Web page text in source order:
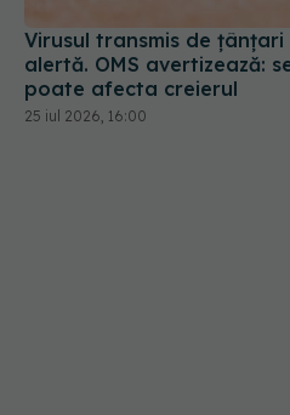
Virusul transmis de
alertă. OMS avertizează:
poate afecta creierul
25 iul 2026, 16:00